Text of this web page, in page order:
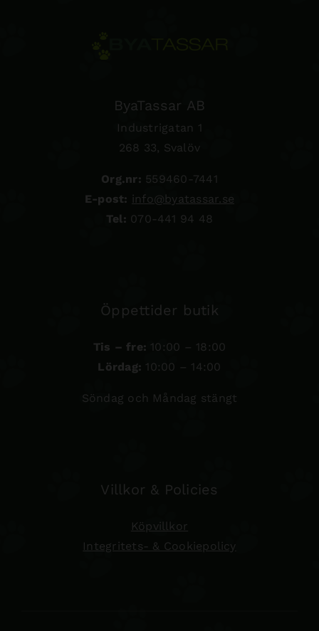
ByaTassar AB
Industrigatan 1
268 33, Svalöv
Org.nr: 559460-7441
E-post: info@byatassar.se
Tel: 070-441 94 48
Öppettider butik
Tis – fre: 10:00 – 18:00
Lördag: 10:00 – 14:00
Söndag och Måndag stängt
Villkor & Policies
Köpvillkor
Integritets- & Cookiepolicy